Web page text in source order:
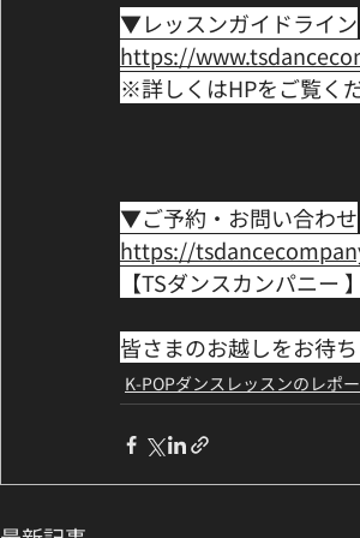
▼レッスンガイドライン﻿
https://
※詳しくはHPをご覧くだ
▼ご予約・お問い合わせ﻿
https://
【TSダンスカンパニー‬
皆さまのお越しをお待
K-POPダンスレッスンのレポ